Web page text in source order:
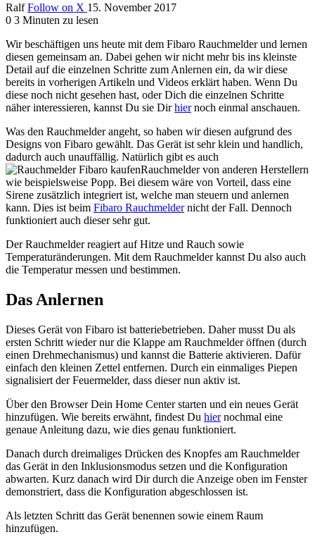
Ralf Follow on X 15. November 2017
0 3 Minuten zu lesen
Wir beschäftigen uns heute mit dem Fibaro Rauchmelder und lernen
diesen gemeinsam an. Dabei gehen wir nicht mehr bis ins kleinste
Detail auf die einzelnen Schritte zum Anlernen ein, da wir diese
bereits in vorherigen Artikeln und Videos erklärt haben. Wenn Du
diese noch nicht gesehen hast, oder Dich die einzelnen Schritte
näher interessieren, kannst Du sie Dirhiernoch einmal anschauen.
Was den Rauchmelder angeht, so haben wir diesen aufgrund des
Designs von Fibaro gewählt. Das Gerät ist sehr klein und handlich,
dadurch auch unauffällig. Natürlich gibt es auch
Rauchmelder von anderen Herstellern
wie beispielsweise Popp. Bei diesem wäre von Vorteil, dass eine
Sirene zusätzlich integriert ist, welche man steuern und anlernen
kann. Dies ist beim Fibaro Rauchmeldernicht der Fall. Dennoch
funktioniert auch dieser sehr gut.
Der Rauchmelder reagiert auf Hitze und Rauch sowie
Temperaturänderungen. Mit dem Rauchmelder kannst Du also auch
die Temperatur messen und bestimmen.
Das Anlernen
Dieses Gerät von Fibaro ist batteriebetrieben. Daher musst Du als
ersten Schritt wieder nur die Klappe am Rauchmelder öffnen (durch
einen Drehmechanismus) und kannst die Batterie aktivieren. Dafür
einfach den kleinen Zettel entfernen. Durch ein einmaliges Piepen
signalisiert der Feuermelder, dass dieser nun aktiv ist.
Über den Browser Dein Home Center starten und ein neues Gerät
hinzufügen. Wie bereits erwähnt, findest Du hiernochmal eine
genaue Anleitung dazu, wie dies genau funktioniert.
Danach durch dreimaliges Drücken des Knopfes am Rauchmelder
das Gerät in den Inklusionsmodus setzen und die Konfiguration
abwarten. Kurz danach wird Dir durch die Anzeige oben im Fenster
demonstriert, dass die Konfiguration abgeschlossen ist.
Als letzten Schritt das Gerät benennen sowie einem Raum
hinzufügen.